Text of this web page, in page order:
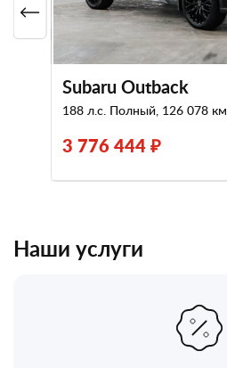
Subaru Outback
188 л.с. Полный, 126 078 км
3 776 444 ₽
Наши услуги